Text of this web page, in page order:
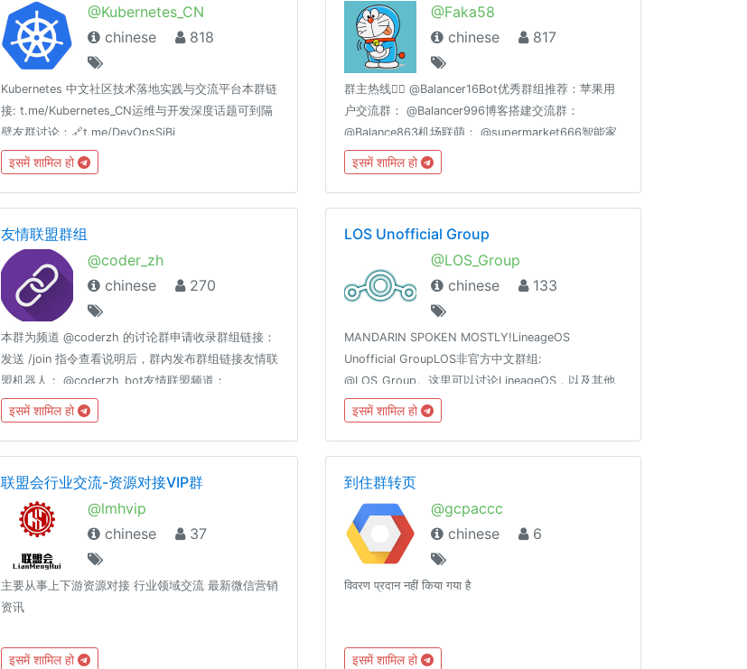
@Kubernetes_CN
chinese
818
Kubernetes 中文社区技术落地实践与交流平台本群链
接: t.me/Kubernetes_CN运维与开发深度话题可到隔
壁友群讨论：🔗t.me/DevOpsSiBi
इसमें शामिल हो
@Faka58
chinese
817
群主热线👉🏻 @Balancer16Bot优秀群组推荐：苹果用
户交流群： @Balancer996博客搭建交流群：
@Balance863机场联萌： @supermarket666智能家
居交流群：
@homeassiant666MacOS/Hackintosh：
@justice996Nas交流群： @Nas699谷歌云|微软云|
沉淀： @theguideoftelegram
इसमें शामिल हो
友情联盟群组
@coder_zh
chinese
270
本群为频道 @coderzh 的讨论群申请收录群组链接：
发送 /join 指令查看说明后，群内发布群组链接友情联
盟机器人： @coderzh_bot友情联盟频道：
@coderzh联盟说明： https://telegra.ph/群组友情
联盟-08-01禁止开车、广告、推广、政治、刷屏
इसमें शामिल हो
LOS Unofficial Group
@LOS_Group
chinese
133
MANDARIN SPOKEN MOSTLY!LineageOS
Unofficial GroupLOS非官方中文群组:
@LOS_Group。这里可以讨论LineageOS，以及其他
类原生ROM。 当然，这里也可以讨论或鼓吹国内深度
定制的 安卓 ROM虽然（安卓 ≠ Android）禁止任何
政治，色情，情色话题！不要试图打擦边球！切记！
इसमें शामिल हो
联盟会行业交流-资源对接VIP群
@lmhvip
chinese
37
主要从事上下游资源对接 行业领域交流 最新微信营销
资讯
इसमें शामिल हो
到住群转页
@gcpaccc
chinese
6
विवरण प्रदान नहीं किया गया है
इसमें शामिल हो